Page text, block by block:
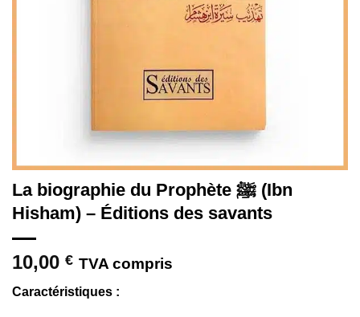
La biographie du Prophète ﷺ (Ibn
Hisham) – Éditions des savants
10,00 € TVA compris
Caractéristiques :